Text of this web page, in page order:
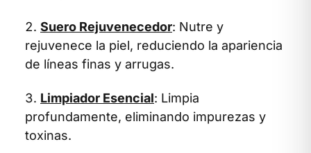
Suero Rejuvenecedor: Nutre y
rejuvenece la piel, reduciendo la apariencia
de líneas finas y arrugas.
Limpiador Esencial: Limpia
profundamente, eliminando impurezas y
toxinas.